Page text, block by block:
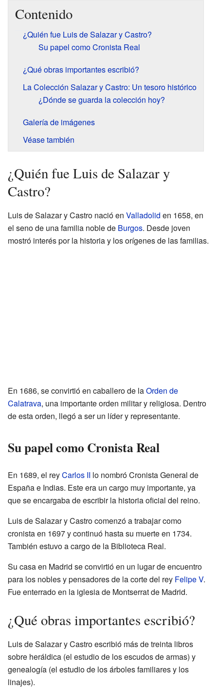
Contenido
¿Quién fue Luis de Salazar y Castro?
Su papel como Cronista Real
¿Qué obras importantes escribió?
La Colección Salazar y Castro: Un tesoro histórico
¿Dónde se guarda la colección hoy?
Galería de imágenes
Véase también
¿Quién fue Luis de Salazar y
Castro?
Luis de Salazar y Castro nació en Valladolid en 1658, en
el seno de una familia noble de Burgos. Desde joven
mostró interés por la historia y los orígenes de las familias.
En 1686, se convirtió en caballero de laOrden de
Calatrava, una importante orden militar y religiosa. Dentro
de esta orden, llegó a ser un líder y representante.
Su papel como Cronista Real
En 1689, el reyCarlos II lo nombró Cronista General de
España e Indias. Este era un cargo muy importante, ya
que se encargaba de escribir la historia oficial del reino.
Luis de Salazar y Castro comenzó a trabajar como
cronista en 1697 y continuó hasta su muerte en 1734.
También estuvo a cargo de la Biblioteca Real.
Su casa en Madrid se convirtió en un lugar de encuentro
para los nobles y pensadores de la corte del rey Felipe V.
Fue enterrado en la iglesia de Montserrat de Madrid.
¿Qué obras importantes escribió?
Luis de Salazar y Castro escribió más de treinta libros
sobre heráldica (el estudio de los escudos de armas) y
genealogía (el estudio de los árboles familiares y los
linajes).